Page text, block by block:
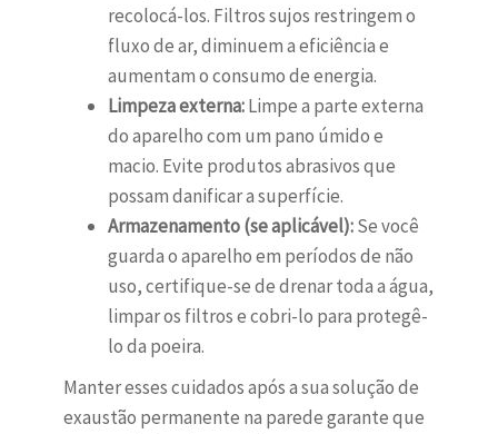
recolocá-los. Filtros sujos restringem o
fluxo de ar, diminuem a eficiência e
aumentam o consumo de energia.
Limpeza externa:Limpe a parte externa
do aparelho com um pano úmido e
macio. Evite produtos abrasivos que
possam danificar a superfície.
Armazenamento (se aplicável):Se você
guarda o aparelho em períodos de não
uso, certifique-se de drenar toda a água,
limpar os filtros e cobri-lo para protegê-
lo da poeira.
Manter esses cuidados após a sua solução de
exaustão permanente na parede garante que